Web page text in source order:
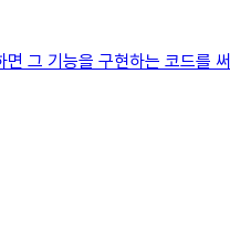
그 기능을 구현하는 코드를